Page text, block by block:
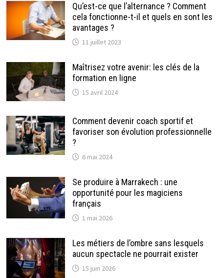
Qu’est-ce que l’alternance ? Comment
cela fonctionne-t-il et quels en sont les
avantages ?
11 juillet 2023
Maîtrisez votre avenir: les clés de la
formation en ligne
15 avril 2024
Comment devenir coach sportif et
favoriser son évolution professionnelle
?
6 mai 2024
Se produire à Marrakech : une
opportunité pour les magiciens
français
1 mai 2026
Les métiers de l’ombre sans lesquels
aucun spectacle ne pourrait exister
15 juin 2026